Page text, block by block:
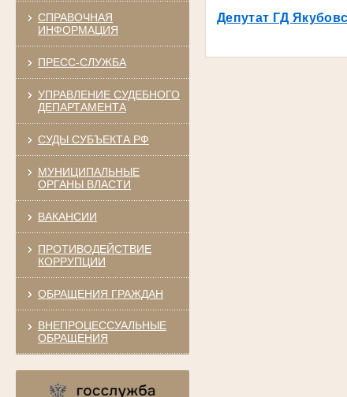
СПРАВОЧНАЯ
ИНФОРМАЦИЯ
ПРЕСС-СЛУЖБА
УПРАВЛЕНИЕ СУДЕБНОГО
ДЕПАРТАМЕНТА
СУДЫ СУБЪЕКТА РФ
МУНИЦИПАЛЬНЫЕ
ОРГАНЫ ВЛАСТИ
ВАКАНСИИ
ПРОТИВОДЕЙСТВИЕ
КОРРУПЦИИ
ОБРАЩЕНИЯ ГРАЖДАН
ВНЕПРОЦЕССУАЛЬНЫЕ
ОБРАЩЕНИЯ
Депутат ГД